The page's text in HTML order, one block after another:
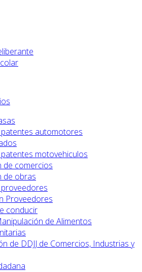
automotores
motovehiculos
de comercios
de obras
Proveedores
conducir
de Alimentos
de DDJJ de Comercios, Industrias y